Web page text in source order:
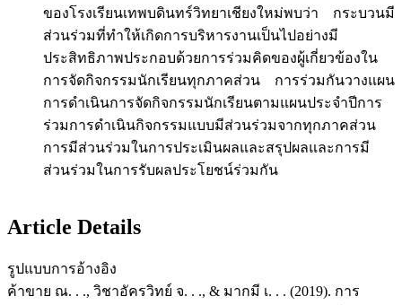
ของโรงเรียนเทพบดินทร์วิทยาเชียงใหม่พบว่า กระบวนมี
ส่วนร่วมที่ทำให้เกิดการบริหารงานเป็นไปอย่างมี
ประสิทธิภาพประกอบด้วยการร่วมคิดของผู้เกี่ยวข้องใน
การจัดกิจกรรมนักเรียนทุกภาคส่วน การร่วมกันวางแผน
การดำเนินการจัดกิจกรรมนักเรียนตามแผนประจำปีการ
ร่วมการดำเนินกิจกรรมแบบมีส่วนร่วมจากทุกภาคส่วน
การมีส่วนร่วมในการประเมินผลและสรุปผลและการมี
ส่วนร่วมในการรับผลประโยชน์ร่วมกัน
Article Details
รูปแบบการอ้างอิง
ค้าขาย ณ. . ., วิชาอัครวิทย์ จ. . ., & มากมี เ. . . (2019). การ